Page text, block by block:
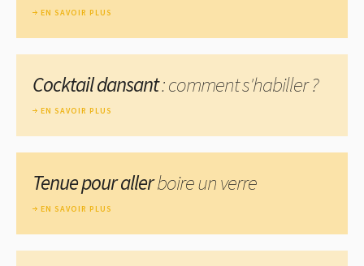
EN SAVOIR PLUS
Cocktail dansant: comment s'habiller ?
EN SAVOIR PLUS
Tenue pour allerboire un verre
EN SAVOIR PLUS